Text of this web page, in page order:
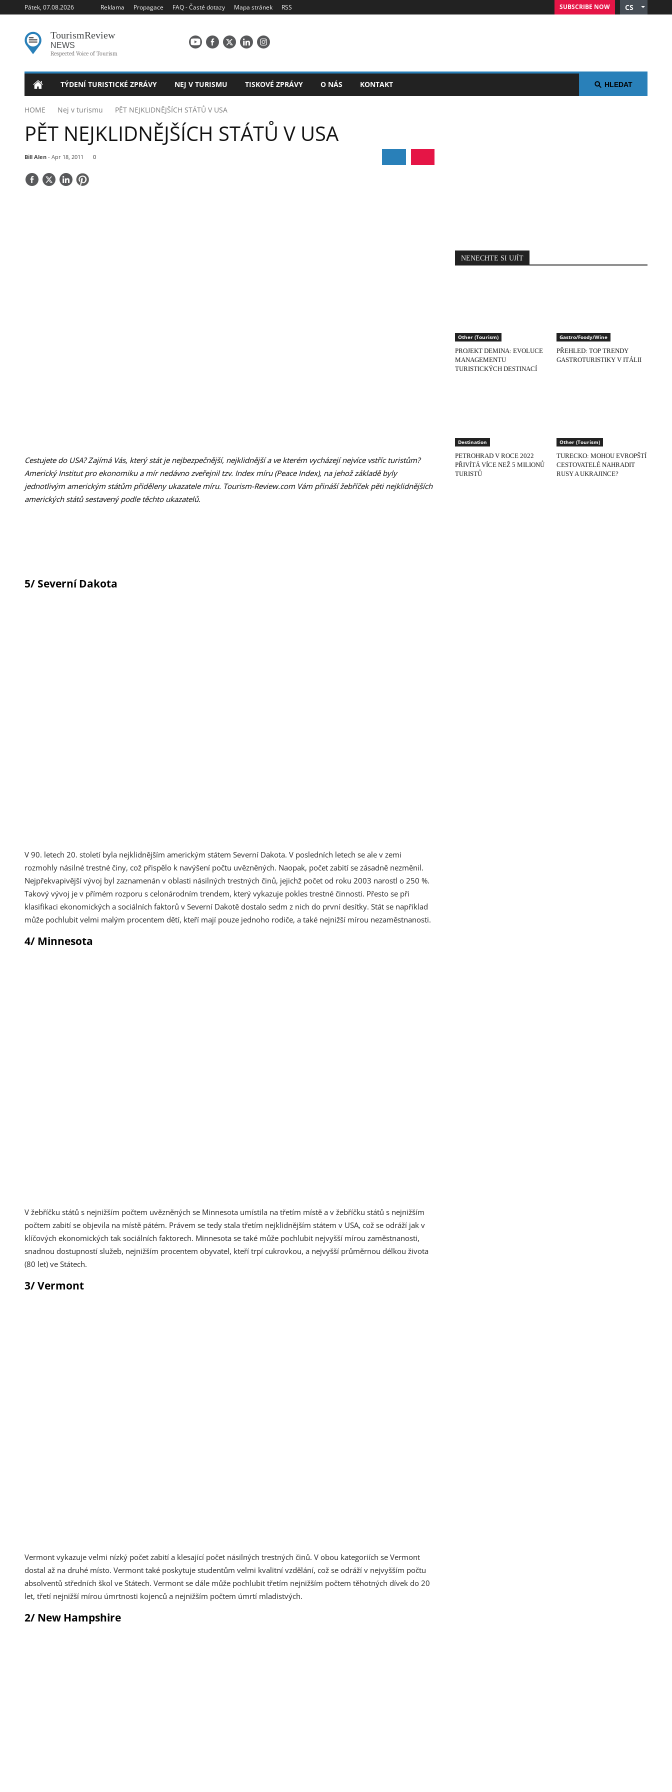
Pátek, 07.08.2026 Reklama Propagace FAQ - Časté dotazy Mapa stránek RSS CS
SUBSCRIBE NOW
TourismReview
NEWS
Respected Voice of Tourism
TÝDENÍ TURISTICKÉ ZPRÁVY NEJ V TURISMU TISKOVÉ ZPRÁVY O NÁS KONTAKT HLEDAT
HOME Nej v turismu PĚT NEJKLIDNĚJŠÍCH STÁTŮ V USA
PĚT NEJKLIDNĚJŠÍCH STÁTŮ V USA
Bill Alen- Apr 18, 2011 0
Cestujete do USA? Zajímá Vás, který stát je nejbezpečnější, nejklidnější a ve kterém vycházejí nejvíce vstříc turistům?
Americký Institut pro ekonomiku a mír nedávno zveřejnil tzv. Index míru (Peace Index), na jehož základě byly
jednotlivým americkým státům přiděleny ukazatele míru. Tourism-Review.com Vám přináší žebříček pěti nejklidnějších
amerických států sestavený podle těchto ukazatelů.
5/ Severní Dakota
V 90. letech 20. století byla nejklidnějším americkým státem Severní Dakota. V posledních letech se ale v zemi
rozmohly násilné trestné činy, což přispělo k navýšení počtu uvězněných. Naopak, počet zabití se zásadně nezměnil.
Nejpřekvapivější vývoj byl zaznamenán v oblasti násilných trestných činů, jejichž počet od roku 2003 narostl o 250 %.
Takový vývoj je v přímém rozporu s celonárodním trendem, který vykazuje pokles trestné činnosti. Přesto se při
klasifikaci ekonomických a sociálních faktorů v Severní Dakotě dostalo sedm z nich do první desítky. Stát se například
může pochlubit velmi malým procentem dětí, kteří mají pouze jednoho rodiče, a také nejnižší mírou nezaměstnanosti.
4/ Minnesota
V žebříčku států s nejnižším počtem uvězněných se Minnesota umístila na třetím místě a v žebříčku států s nejnižším
počtem zabití se objevila na místě pátém. Právem se tedy stala třetím nejklidnějším státem v USA, což se odráží jak v
klíčových ekonomických tak sociálních faktorech. Minnesota se také může pochlubit nejvyšší mírou zaměstnanosti,
snadnou dostupností služeb, nejnižším procentem obyvatel, kteří trpí cukrovkou, a nejvyšší průměrnou délkou života
(80 let) ve Státech.
3/ Vermont
Vermont vykazuje velmi nízký počet zabití a klesající počet násilných trestných činů. V obou kategoriích se Vermont
dostal až na druhé místo. Vermont také poskytuje studentům velmi kvalitní vzdělání, což se odráží v nejvyšším počtu
absolventů středních škol ve Státech. Vermont se dále může pochlubit třetím nejnižším počtem těhotných dívek do 20
let, třetí nejnižší mírou úmrtnosti kojenců a nejnižším počtem úmrtí mladistvých.
2/ New Hampshire
NENECHTE SI UJÍT
Other (Tourism)
PROJEKT DEMINA: EVOLUCE
MANAGEMENTU
TURISTICKÝCH DESTINACÍ
Gastro/Foody/Wine
PŘEHLED: TOP TRENDY
GASTROTURISTIKY V ITÁLII
Destination
PETROHRAD V ROCE 2022
PŘIVÍTÁ VÍCE NEŽ 5 MILIONŮ
TURISTŮ
Other (Tourism)
TURECKO: MOHOU EVROPŠTÍ
CESTOVATELÉ NAHRADIT
RUSY A UKRAJINCE?